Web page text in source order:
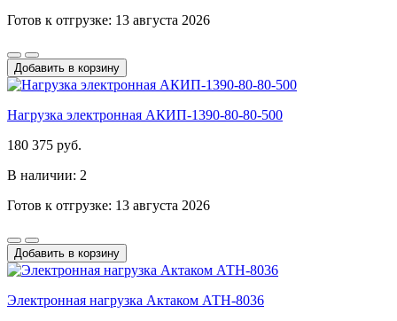
Готов к отгрузке: 13 августа 2026
Добавить в корзину
Нагрузка электронная АКИП-1390-80-80-500
180 375 руб.
В наличии: 2
Готов к отгрузке: 13 августа 2026
Добавить в корзину
Электронная нагрузка Актаком АТН-8036